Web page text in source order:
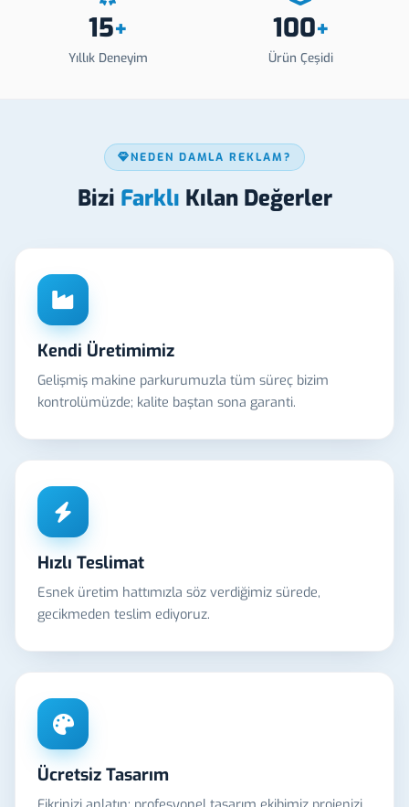
15+
Yıllık Deneyim
100+
Ürün Çeşidi
NEDEN DAMLA REKLAM?
Bizi Farklı Kılan Değerler
Kendi Üretimimiz
Gelişmiş makine parkurumuzla tüm süreç bizim
kontrolümüzde; kalite baştan sona garanti.
Hızlı Teslimat
Esnek üretim hattımızla söz verdiğimiz sürede,
gecikmeden teslim ediyoruz.
Ücretsiz Tasarım